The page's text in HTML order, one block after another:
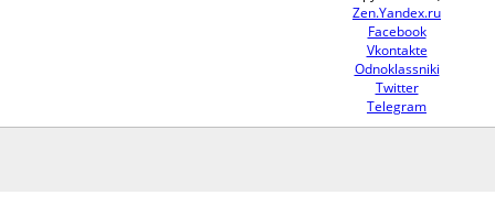
Zen.Yandex.ru
Facebook
Vkontakte
Odnoklassniki
Twitter
Telegram